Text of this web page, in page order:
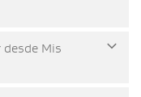
desde Mis